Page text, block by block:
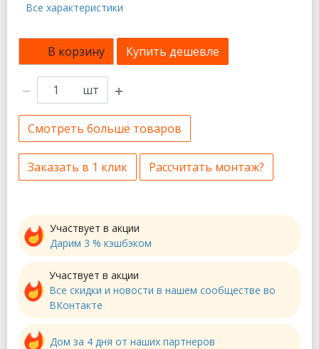
Все характеристики
В корзину Купить дешевле
шт
Смотреть больше товаров
Заказать в 1 клик Рассчитать монтаж?
Участвует в акции
Дарим 3 % кэшбэком
Участвует в акции
Все скидки и новости в нашем сообществе во
ВКонтакте
Дом за 4 дня от наших партнеров